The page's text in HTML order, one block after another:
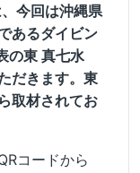
今回は沖縄県
あるダイビン
の東 真七水
だきます。東
取材されてお
コードから